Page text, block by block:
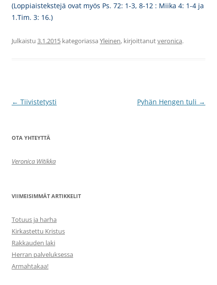
(Loppiaistekstejä ovat myös Ps. 72: 1-3, 8-12 : Miika 4: 1-4 ja
1.Tim. 3: 16.)
Julkaistu 3.1.2015 kategoriassa Yleinen, kirjoittanutveronica.
Artikkelien
← Tiivistetysti Pyhän Hengen tuli →
OTA YHTEYTTÄ
Veronica Witikka
VIIMEISIMMÄT ARTIKKELIT
Totuus ja harha
Kirkastettu Kristus
Rakkauden laki
Herran palveluksessa
Armahtakaa!